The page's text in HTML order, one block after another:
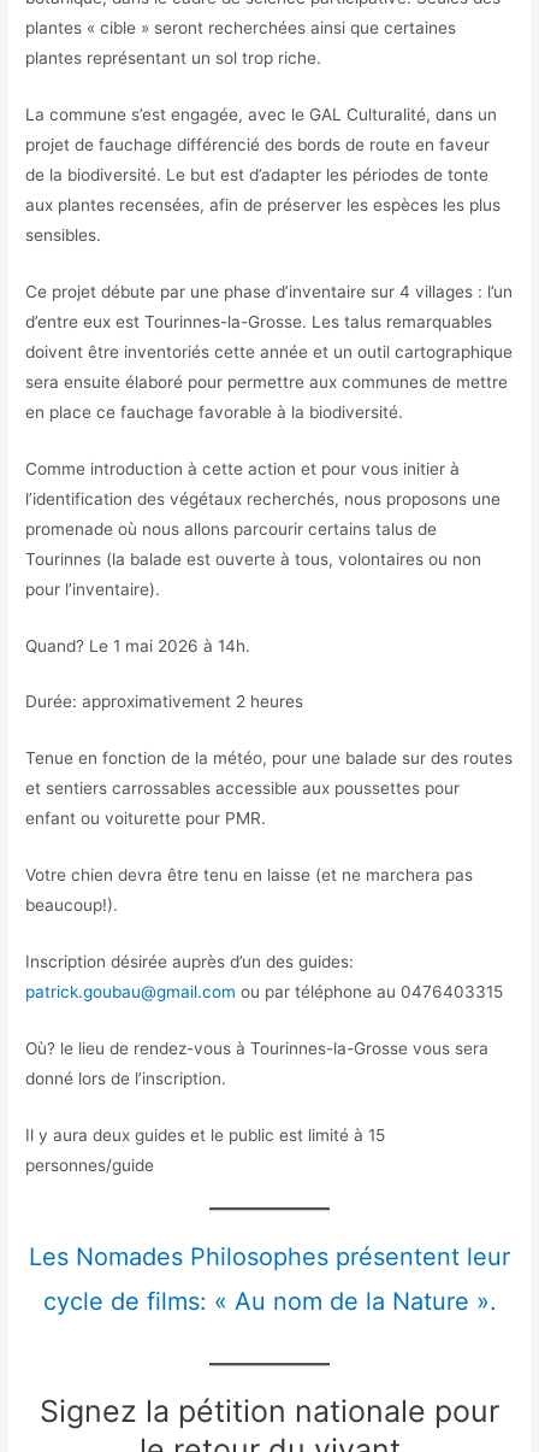
plantes « cible » seront recherchées ainsi que certaines
plantes représentant un sol trop riche.
La commune s’est engagée, avec le GAL Culturalité, dans un
projet de fauchage différencié des bords de route en faveur
de la biodiversité. Le but est d’adapter les périodes de tonte
aux plantes recensées, afin de préserver les espèces les plus
sensibles.
Ce projet débute par une phase d’inventaire sur 4 villages : l’un
d’entre eux est Tourinnes-la-Grosse. Les talus remarquables
doivent être inventoriés cette année et un outil cartographique
sera ensuite élaboré pour permettre aux communes de mettre
en place ce fauchage favorable à la biodiversité.
Comme introduction à cette action et pour vous initier à
l’identification des végétaux recherchés, nous proposons une
promenade où nous allons parcourir certains talus de
Tourinnes (la balade est ouverte à tous, volontaires ou non
pour l’inventaire).
Quand? Le 1 mai 2026 à 14h.
Durée: approximativement 2 heures
Tenue en fonction de la météo, pour une balade sur des routes
et sentiers carrossables accessible aux poussettes pour
enfant ou voiturette pour PMR.
Votre chien devra être tenu en laisse (et ne marchera pas
beaucoup!).
Inscription désirée auprès d’un des guides:
patrick.goubau@gmail.com ou par téléphone au 0476403315
Où? le lieu de rendez-vous à Tourinnes-la-Grosse vous sera
donné lors de l’inscription.
Il y aura deux guides et le public est limité à 15
personnes/guide
Les Nomades Philosophes présentent leur
cycle de films: « Au nom de la Nature ».
Signez la pétition nationale pour